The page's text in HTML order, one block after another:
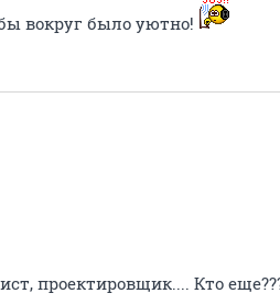
вокруг было уютно!
проектировщик.... Кто